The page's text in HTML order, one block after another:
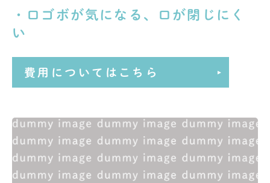
・口ゴボが気になる、口が閉じにく
い
費用についてはこちら